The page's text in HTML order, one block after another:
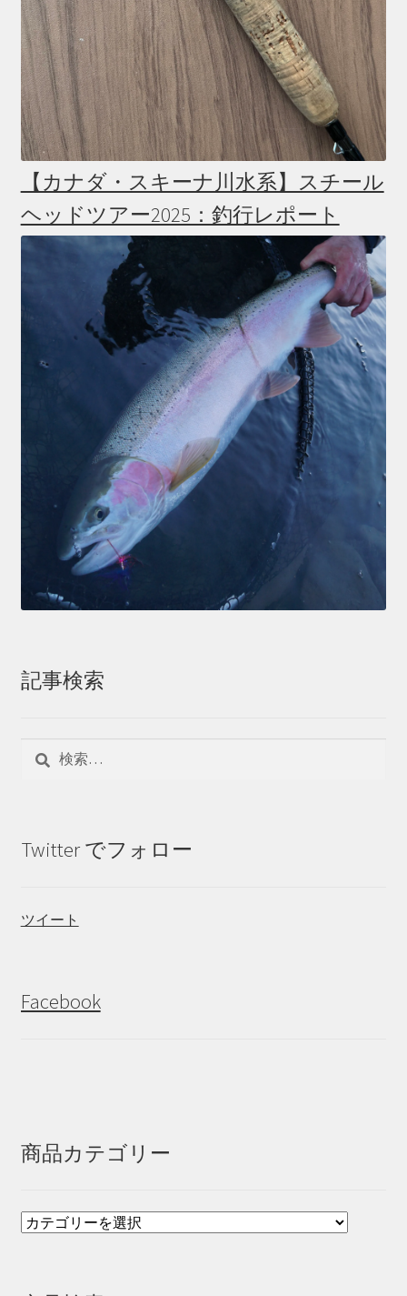
【カナダ・スキーナ川水系】スチール
ヘッドツアー2025：釣行レポート
記事検索
Twitter でフォロー
ツイート
Facebook
商品カテゴリー